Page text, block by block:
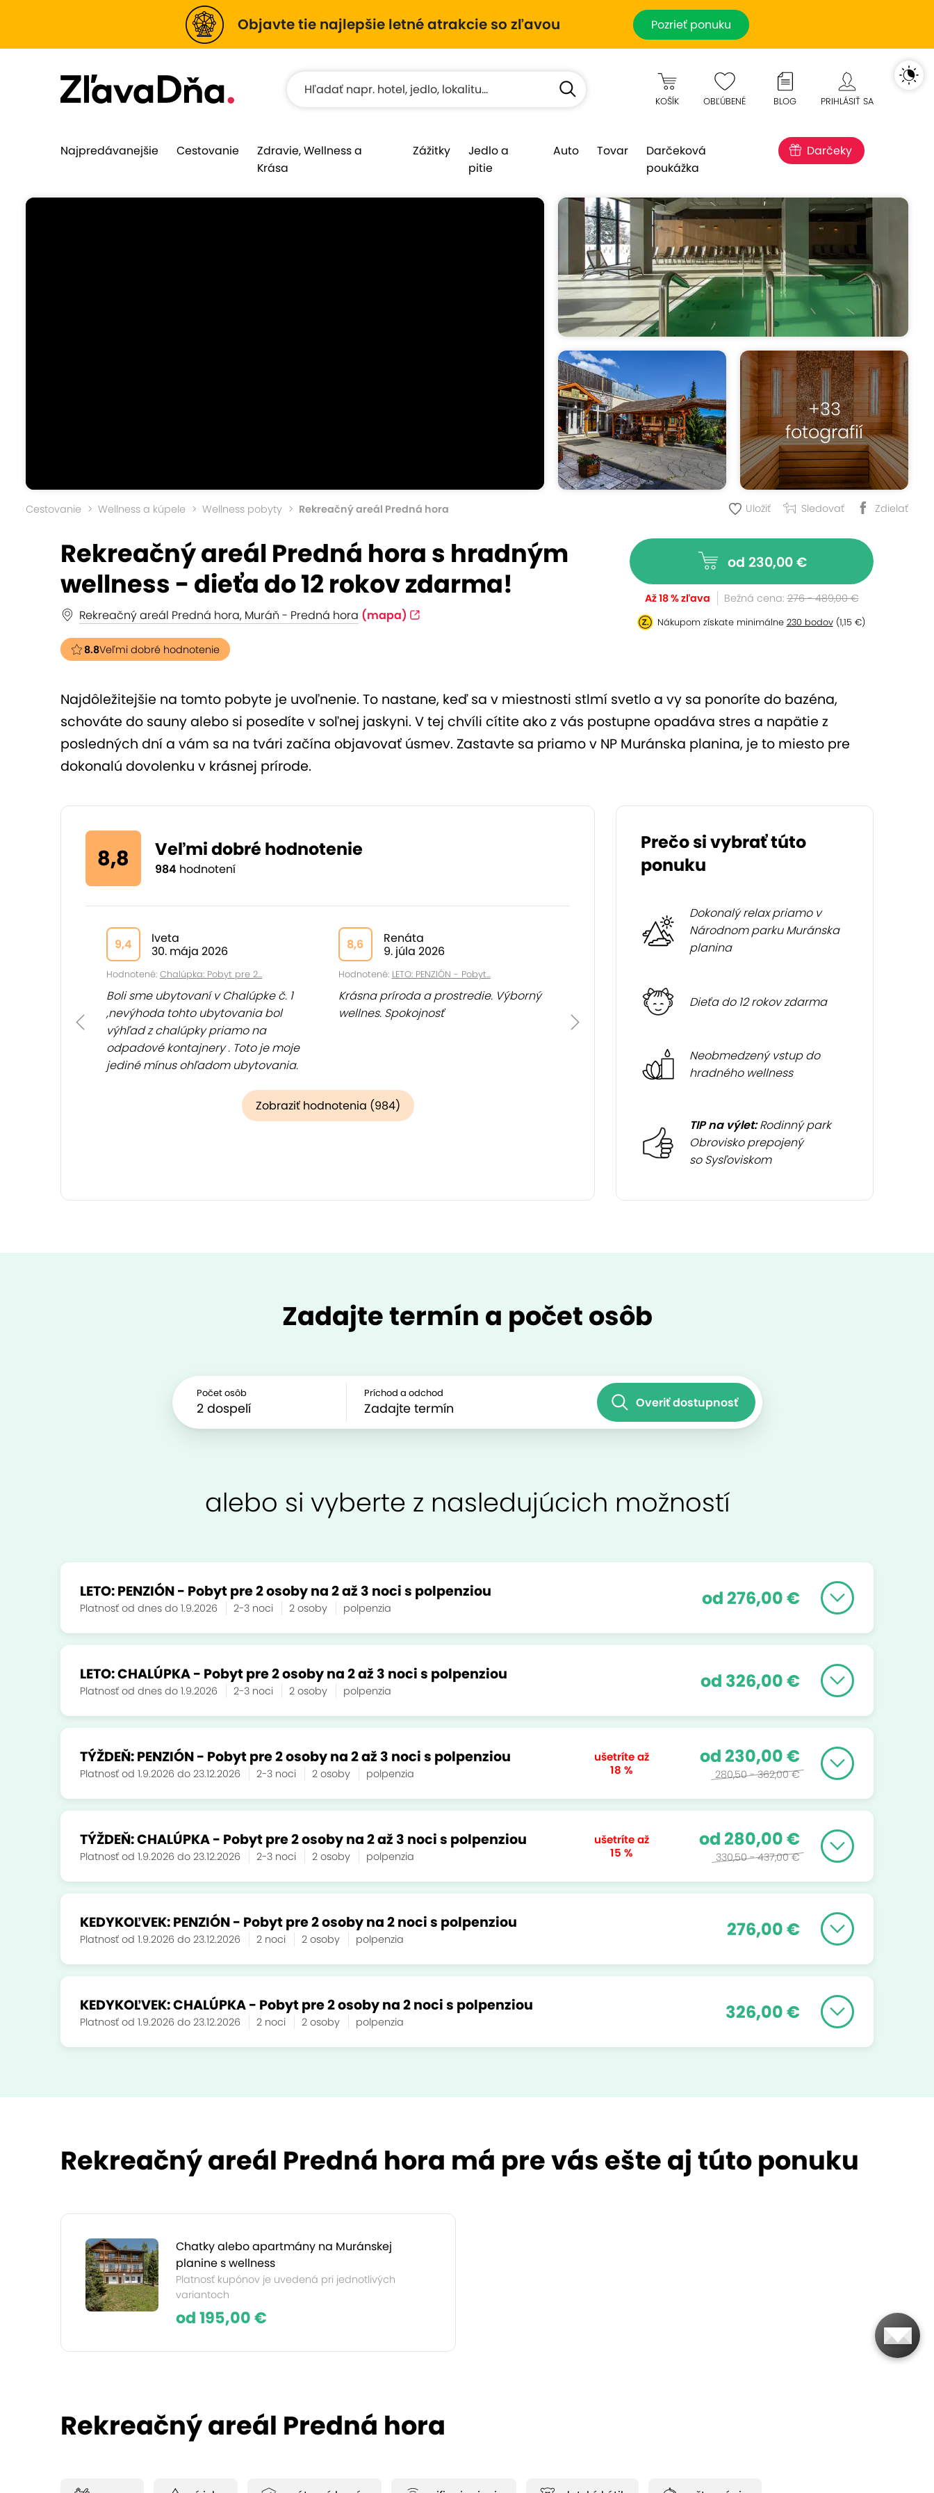
Objavte tie najlepšie letné atrakcie so zľavou Pozrieť ponuku
KOŠÍK OBĽÚBENÉ BLOG PRIHLÁSIŤ SA
Najpredávanejšie Cestovanie
Zdravie, Wellness a
Krása
Zážitky
Jedlo a
pitie
Auto Tovar
Darčeková
poukážka
Darčeky
+33
fotografií
Cestovanie Wellness a kúpele Wellness pobyty Rekreačný areál Predná hora Uložiť Sledovať Zdielať
Rekreačný areál Predná hora s hradným
wellness - dieťa do 12 rokov zdarma!
Rekreačný areál Predná hora, Muráň - Predná hora (mapa)
8.8Veľmi dobré hodnotenie
od 230,00 €
Až 18 % zľava Bežná cena: 276 - 489,00 €
Nákupom získate minimálne 230 bodov(1,15 €)
Najdôležitejšie na tomto pobyte je uvoľnenie. To nastane, keď sa v miestnosti stlmí svetlo a vy sa ponoríte do bazéna,
schováte do sauny alebo si posedíte v soľnej jaskyni. V tej chvíli cítite ako z vás postupne opadáva stres a napätie z
posledných dní a vám sa na tvári začína objavovať úsmev. Zastavte sa priamo v NP Muránska planina, je to miesto pre
dokonalú dovolenku v krásnej prírode.
8,8 Veľmi dobré hodnotenie
984 hodnotení
9,4
Iveta
30. mája 2026
Hodnotené: Chalúpka: Pobyt pre 2...
Boli sme ubytovaní v Chalúpke č. 1
,nevýhoda tohto ubytovania bol
výhľad z chalúpky priamo na
odpadové kontajnery . Toto je moje
jediné mínus ohľadom ubytovania.
8,6
Renáta
9. júla 2026
Hodnotené: LETO: PENZIÓN - Pobyt...
Krásna príroda a prostredie. Výborný
wellnes. Spokojnosť
Zobraziť hodnotenia (984)
Prečo si vybrať túto
ponuku
Dokonalý relax priamo v
Národnom parku Muránska
planina
Dieťa do 12 rokov zdarma
Neobmedzený vstup do
hradného wellness
TIP na výlet:Rodinný park
Obrovisko prepojený
so Sysľoviskom
Zadajte termín a počet osôb
Počet osôb Príchod a odchod
Overiť dostupnosť
alebo si vyberte z nasledujúcich možností
LETO: PENZIÓN - Pobyt pre 2 osoby na 2 až 3 noci s polpenziou
Platnosť od dnes do 1.9.2026 2-3 noci 2 osoby polpenzia od 276,00 €
LETO: CHALÚPKA - Pobyt pre 2 osoby na 2 až 3 noci s polpenziou
Platnosť od dnes do 1.9.2026 2-3 noci 2 osoby polpenzia od 326,00 €
TÝŽDEŇ: PENZIÓN - Pobyt pre 2 osoby na 2 až 3 noci s polpenziou
Platnosť od 1.9.2026 do 23.12.2026 2-3 noci 2 osoby polpenzia
ušetríte až
18 %
od 230,00 €
280,50 - 362,00 €
TÝŽDEŇ: CHALÚPKA - Pobyt pre 2 osoby na 2 až 3 noci s polpenziou
Platnosť od 1.9.2026 do 23.12.2026 2-3 noci 2 osoby polpenzia
ušetríte až
15 %
od 280,00 €
330,50 - 437,00 €
KEDYKOĽVEK: PENZIÓN - Pobyt pre 2 osoby na 2 noci s polpenziou
Platnosť od 1.9.2026 do 23.12.2026 2 noci 2 osoby polpenzia 276,00 €
KEDYKOĽVEK: CHALÚPKA - Pobyt pre 2 osoby na 2 noci s polpenziou
Platnosť od 1.9.2026 do 23.12.2026 2 noci 2 osoby polpenzia 326,00 €
Rekreačný areál Predná hora má pre vás ešte aj túto ponuku
Chatky alebo apartmány na Muránskej
planine s wellness
Platnosť kupónov je uvedená pri jednotlivých
variantoch
od 195,00 €
Rekreačný areál Predná hora